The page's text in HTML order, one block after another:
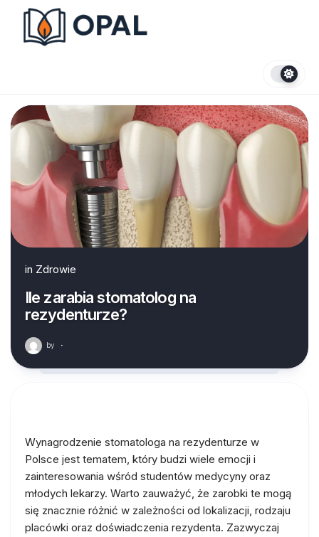
content
in Zdrowie
Ile zarabia stomatolog na
rezydenturze?
by ·
Wynagrodzenie stomatologa na rezydenturze w
Polsce jest tematem, który budzi wiele emocji i
zainteresowania wśród studentów medycyny oraz
młodych lekarzy. Warto zauważyć, że zarobki te mogą
się znacznie różnić w zależności od lokalizacji, rodzaju
placówki oraz doświadczenia rezydenta. Zazwyczaj